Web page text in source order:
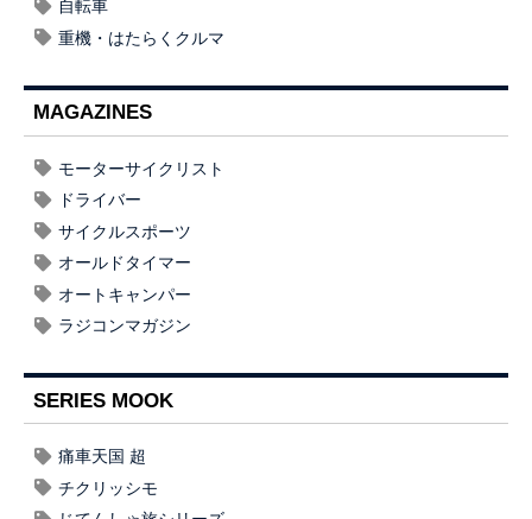
自転車
重機・はたらくクルマ
MAGAZINES
モーターサイクリスト
ドライバー
サイクルスポーツ
オールドタイマー
オートキャンパー
ラジコンマガジン
SERIES MOOK
痛車天国 超
チクリッシモ